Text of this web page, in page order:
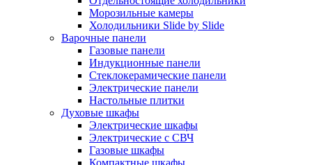
Морозильные камеры
Холодильники Slide by Slide
Варочные панели
Газовые панели
Индукционные панели
Стеклокерамические панели
Электрические панели
Настольные плитки
Духовые шкафы
Электрические шкафы
Электрические с СВЧ
Газовые шкафы
Компактные шкафы